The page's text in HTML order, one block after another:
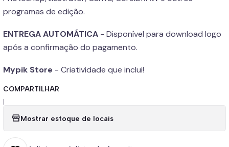
programas de edição.
ENTREGA AUTOMÁTICA - Disponível para download logo
após a confirmação do pagamento.
Mypik Store - Criatividade que inclui!
COMPARTILHAR
|
Mostrar estoque de locais